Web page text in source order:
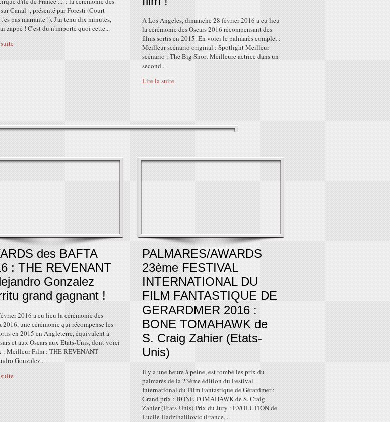
Canal+, présenté par Foresti (Court
pas marrante !). J'ai tenu dix minutes,
zappé ! C'est du n'importe quoi cette...
A Los Angeles, dimanche 28 février 2016 a eu lieu
la cérémonie des Oscars 2016 récompensant des
films sortis en 2015. En voici le palmarès complet :
Meilleur scénario original : Spotlight Meilleur
scénario : The Big Short Meilleure actrice dans un
second...
Lire la suite
des BAFTA
: THE REVENANT
Gonzalez
grand gagnant !
2016 a eu lieu la cérémonie des
2016, une cérémonie qui récompense les
en 2015 en Angleterre, équivalent à
et aux Oscars aux Etats-Unis, dont voici
: Meilleur Film : THE REVENANT
Gonzalez...
PALMARES/AWARDS
23ème FESTIVAL
INTERNATIONAL DU
FILM FANTASTIQUE DE
GERARDMER 2016 :
BONE TOMAHAWK de
S. Craig Zahier (Etats-
Unis)
Il y a une heure à peine, est tombé les prix du
palmarès de la 23ème édition du Festival
International du Film Fantastique de Gérardmer :
Grand prix : BONE TOMAHAWK de S. Craig
Zahler (États-Unis) Prix du Jury : ÉVOLUTION de
Lucile Hadzihalilovic (France,...